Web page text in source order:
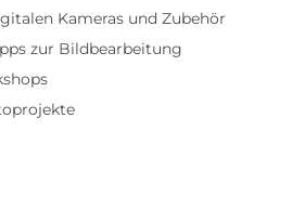
Kameras und Zubehör
zur Bildbearbeitung